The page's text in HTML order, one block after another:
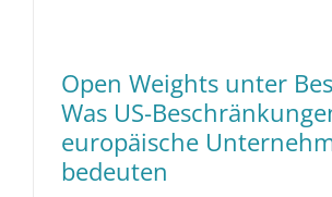
Open Weights unter
Was US-
europäische
bedeuten